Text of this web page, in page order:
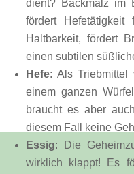
dient? Backmalz im
fördert Hefetätigkeit
Haltbarkeit, fördert
einen subtilen
Hefe: Als
einem ganzen
braucht es aber
diesem Fall keine
Essig: Die
wirklich klappt! Es